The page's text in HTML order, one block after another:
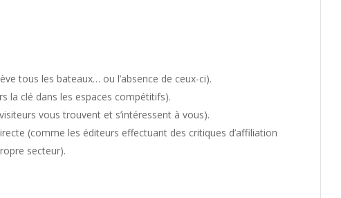
tous les bateaux… ou l’absence de ceux-ci).
la clé dans les espaces compétitifs).
vous trouvent et s’intéressent à vous).
(comme les éditeurs effectuant des critiques d’affiliation
secteur).